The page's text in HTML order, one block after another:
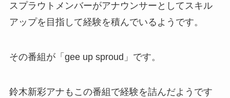
スプラウトメンバーがアナウンサーとしてスキル
アップを目指して経験を積んでいるようです。
その番組が「gee up sproud」です。
鈴木新彩アナもこの番組で経験を詰んだようです